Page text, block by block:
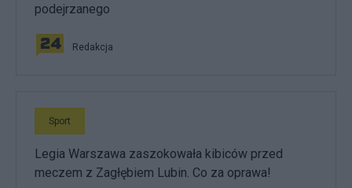
podejrzanego
Redakcja
Sport
Legia Warszawa zaszokowała kibiców przed
meczem z Zagłębiem Lubin. Co za oprawa!